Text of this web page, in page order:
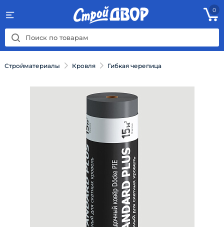
0
Стройматериалы Кровля Гибкая черепица